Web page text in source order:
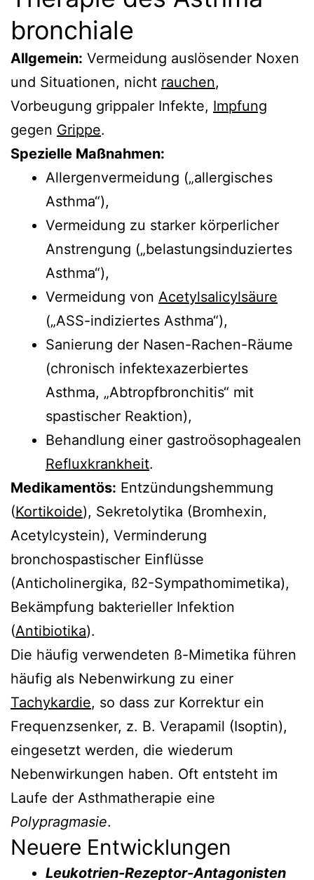
bronchiale
Allgemein: Vermeidung auslösender Noxen
und Situationen, nicht rauchen,
Vorbeugung grippaler Infekte, Impfung
gegen Grippe.
Spezielle Maßnahmen:
Allergenvermeidung („allergisches
Asthma“),
Vermeidung zu starker körperlicher
Anstrengung („belastungsinduziertes
Asthma“),
Vermeidung von Acetylsalicylsäure
(„ASS-indiziertes Asthma“),
Sanierung der Nasen-Rachen-Räume
(chronisch infektexazerbiertes
Asthma, „Abtropfbronchitis“ mit
spastischer Reaktion),
Behandlung einer gastroösophagealen
Refluxkrankheit.
Medikamentös: Entzündungshemmung
(Kortikoide), Sekretolytika (Bromhexin,
Acetylcystein), Verminderung
bronchospastischer Einflüsse
(Anticholinergika, ß2-Sympathomimetika),
Bekämpfung bakterieller Infektion
(Antibiotika).
Die häufig verwendeten ß-Mimetika führen
häufig als Nebenwirkung zu einer
Tachykardie, so dass zur Korrektur ein
Frequenzsenker, z. B. Verapamil (Isoptin),
eingesetzt werden, die wiederum
Nebenwirkungen haben. Oft entsteht im
Laufe der Asthmatherapie eine
Polypragmasie.
Neuere Entwicklungen
Leukotrien-Rezeptor-Antagonisten